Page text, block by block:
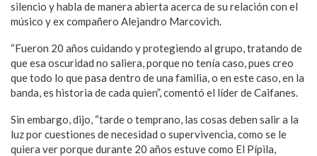
silencio y habla de manera abierta acerca de su relación con el
músico y ex compañero Alejandro Marcovich.
“Fueron 20 años cuidando y protegiendo al grupo, tratando de
que esa oscuridad no saliera, porque no tenía caso, pues creo
que todo lo que pasa dentro de una familia, o en este caso, en la
banda, es historia de cada quien”, comentó el líder de Caifanes.
Sin embargo, dijo, “tarde o temprano, las cosas deben salir a la
luz por cuestiones de necesidad o supervivencia, como se le
quiera ver porque durante 20 años estuve como El Pípila,